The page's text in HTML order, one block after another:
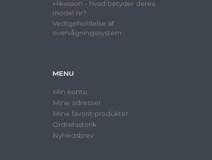
Hikvision - hvad betyder deres
model nr?
Vedligeholdelse af
overvågningssystem
MENU
Min konto
Mine adresser
Mine favorit-produkter
Ordrehistorik
Nyhedsbrev